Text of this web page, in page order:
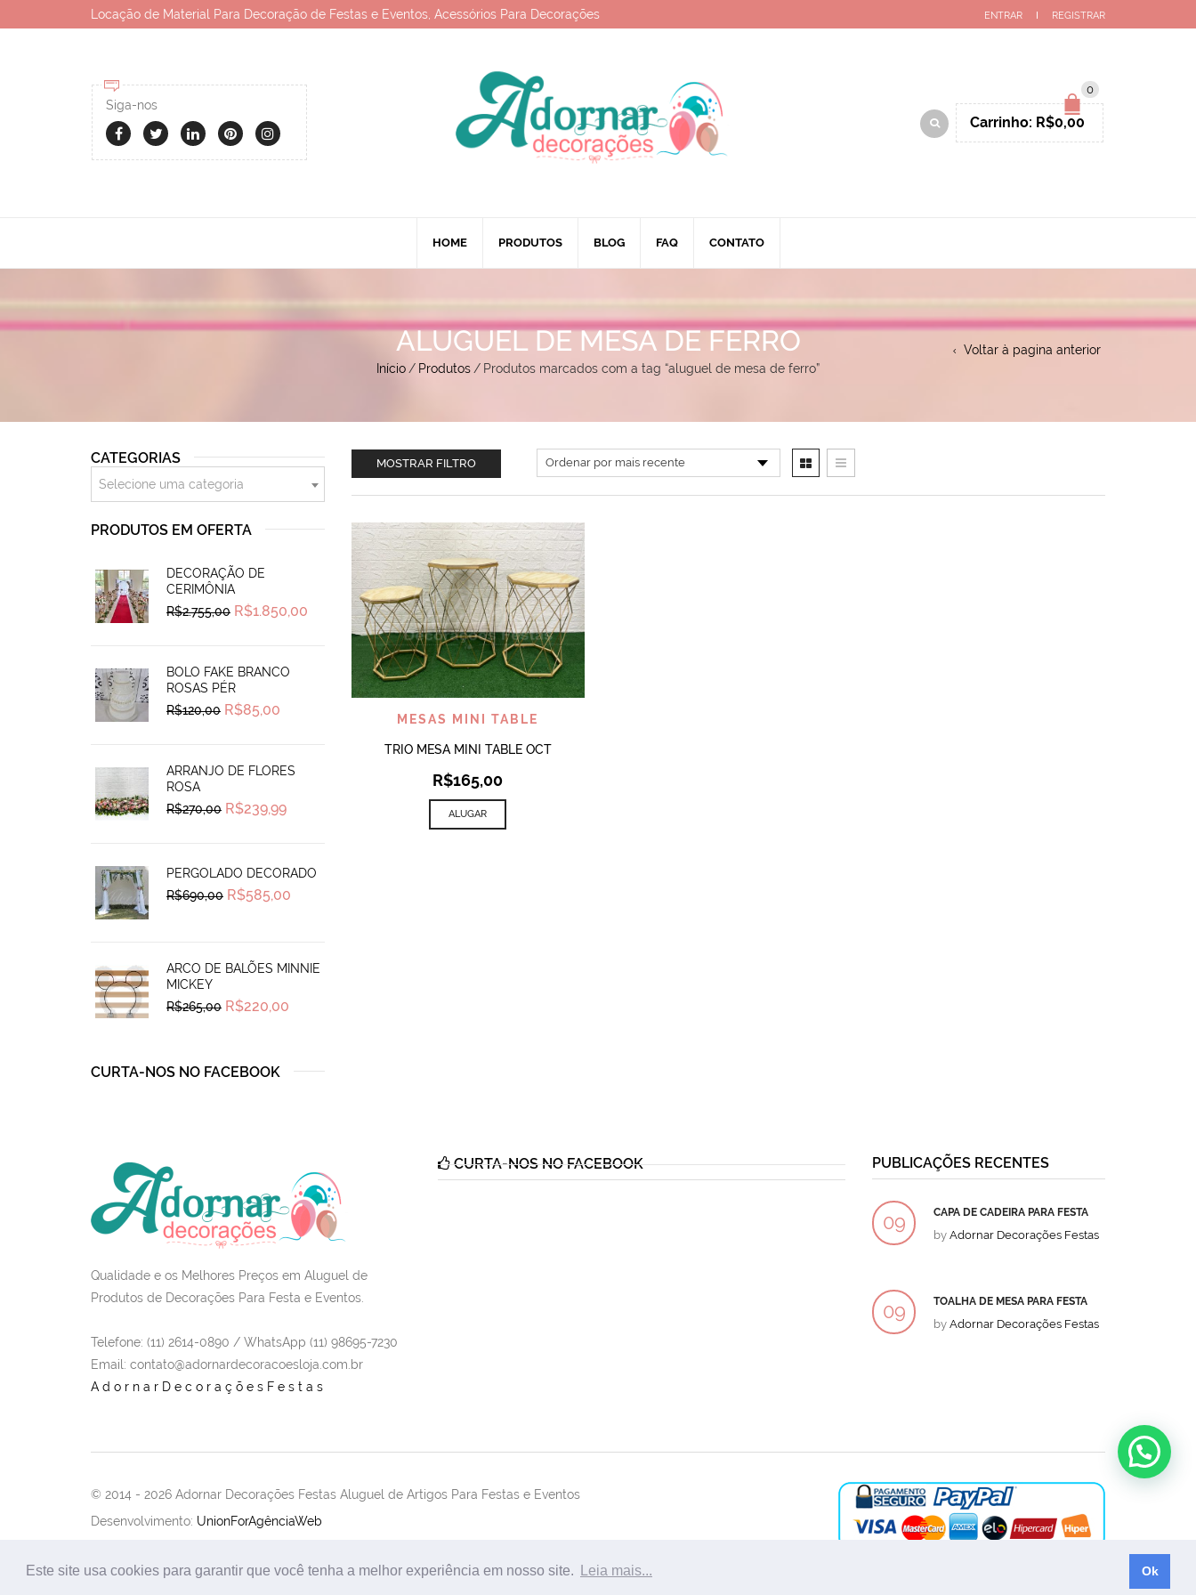
Este site usa cookies para garantir que você tenha a melhor experiência em nosso site. Leia mais... Ok
Locação de Material Para Decoração de Festas e Eventos, Acessórios Para Decorações ENTRAR REGISTRAR
Siga-nos
0
Carrinho: R$0,00
HOME PRODUTOS BLOG FAQ CONTATO
ALUGUEL DE MESA DE FERRO
Início / Produtos / Produtos marcados com a tag “aluguel de mesa de ferro”
Voltar à pagina anterior
MOSTRAR FILTRO
VISUALIZAR
MESAS MINI TABLE
TRIO MESA MINI TABLE OCT
R$165,00
ALUGAR
CATEGORIAS
Selecione uma categoria
PRODUTOS EM OFERTA
DECORAÇÃO DE
CERIMÔNIA
R$2.755,00 Original
price
R$1.850,00
R$1.850,00.
BOLO FAKE BRANCO
ROSAS PÉR
R$120,00 Original
price
R$85,00
ARRANJO DE FLORES
ROSA
R$270,00 Original
price
R$239,99Current
PERGOLADO DECORADO
R$690,00 Original
price
R$585,00
ARCO DE BALÕES MINNIE
MICKEY
R$265,00 Original
price
R$220,00
CURTA-NOS NO FACEBOOK
Qualidade e os Melhores Preços em Aluguel de
Produtos de Decorações Para Festa e Eventos.
Telefone: (11) 2614-0890 / WhatsApp (11) 98695-7230
Email : contato@adornardecoracoesloja.com.br
AdornarDecoraçõesFestas
CURTA-NOS NO FACEBOOK PUBLICAÇÕES RECENTES
09 CAPA DE CADEIRA PARA FESTA
byAdornar Decorações Festas
09 TOALHA DE MESA PARA FESTA
byAdornar Decorações Festas
© 2014 - 2026 Adornar Decorações Festas Aluguel de Artigos Para Festas e Eventos
Desenvolvimento: UnionForAgênciaWeb